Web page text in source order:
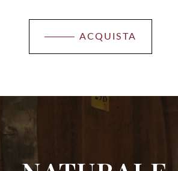
ACQUISTA